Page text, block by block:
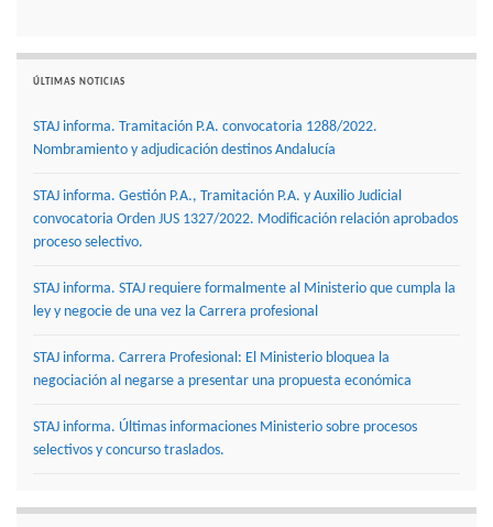
ÚLTIMAS NOTICIAS
STAJ informa. Tramitación P.A. convocatoria 1288/2022.
Nombramiento y adjudicación destinos Andalucía
STAJ informa. Gestión P.A., Tramitación P.A. y Auxilio Judicial
convocatoria Orden JUS 1327/2022. Modificación relación aprobados
proceso selectivo.
STAJ informa. STAJ requiere formalmente al Ministerio que cumpla la
ley y negocie de una vez la Carrera profesional
STAJ informa. Carrera Profesional: El Ministerio bloquea la
negociación al negarse a presentar una propuesta económica
STAJ informa. Últimas informaciones Ministerio sobre procesos
selectivos y concurso traslados.